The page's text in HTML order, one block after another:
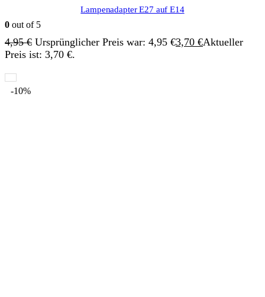
Lampenadapter E27 auf E14
0 out of 5
4,95€ Ursprünglicher Preis war: 4,95 €3,70 €Aktueller
Preis ist: 3,70 €.
-10%